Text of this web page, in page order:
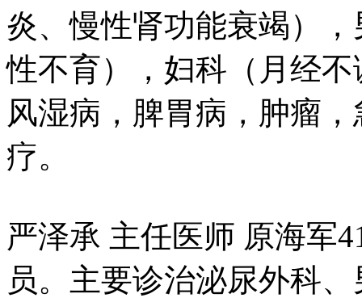
炎、慢性肾功能衰竭）
性不育），妇科（月经
风湿病，脾胃病，肿瘤
疗。
严泽承 主任医师 原海军
员。主要诊治泌尿外科